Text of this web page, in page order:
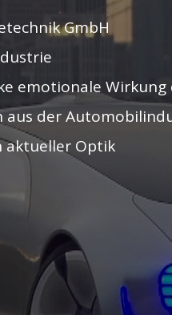
GmbH
emotionale
der
aktueller Optik